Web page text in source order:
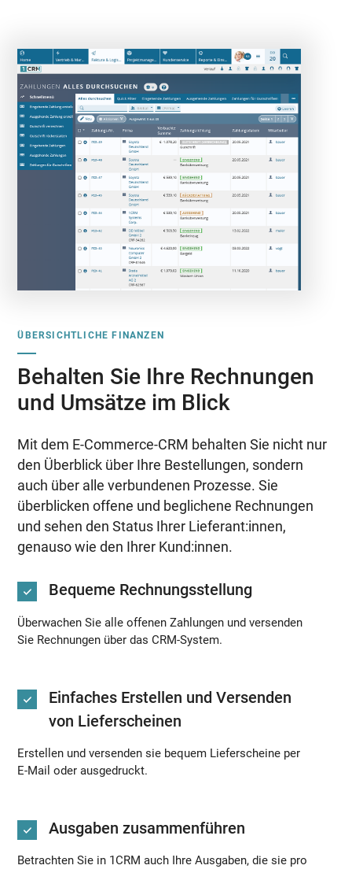
ÜBERSICHTLICHE FINANZEN
Behalten Sie Ihre Rechnungen
und Umsätze im Blick
Mit dem E-Commerce-CRM behalten Sie nicht nur
den Überblick über Ihre Bestellungen, sondern
auch über alle verbundenen Prozesse. Sie
überblicken offene und beglichene Rechnungen
und sehen den Status Ihrer Lieferant:innen,
genauso wie den Ihrer Kund:innen.
Bequeme Rechnungsstellung
Überwachen Sie alle offenen Zahlungen und versenden
Sie Rechnungen über das CRM-System.
Einfaches Erstellen und Versenden
von Lieferscheinen
Erstellen und versenden sie bequem Lieferscheine per
E-Mail oder ausgedruckt.
Ausgaben zusammenführen
Betrachten Sie in 1CRM auch Ihre Ausgaben, die sie pro